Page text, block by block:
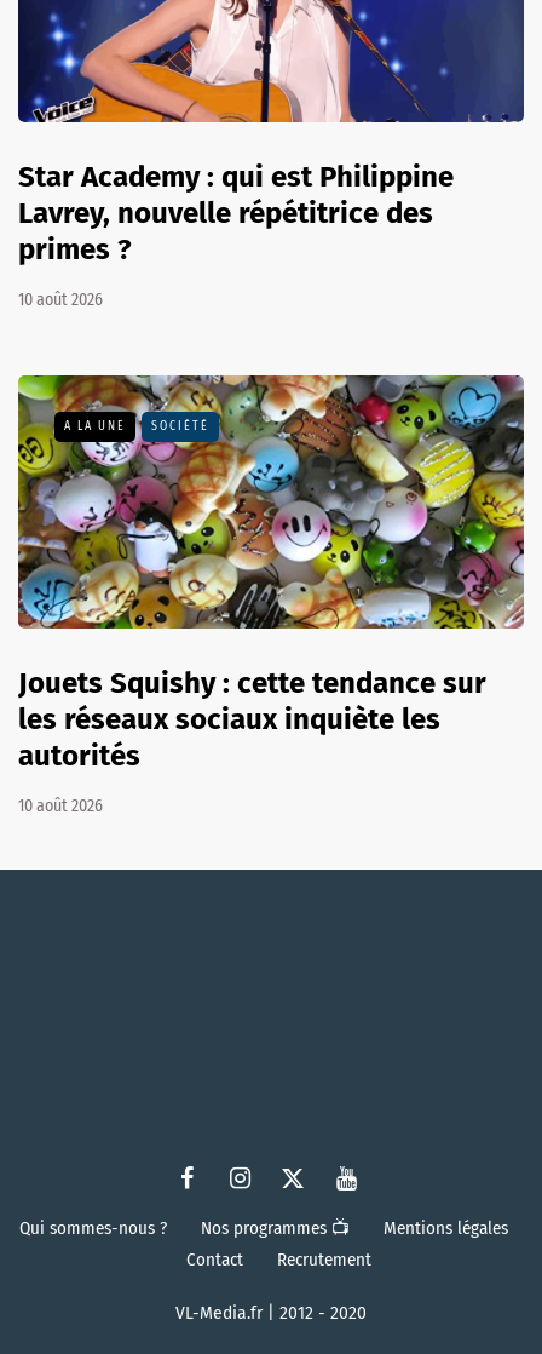
Star Academy : qui est Philippine
Lavrey, nouvelle répétitrice des
primes ?
10 août 2026
A LA UNE SOCIÉTÉ
Jouets Squishy : cette tendance sur
les réseaux sociaux inquiète les
autorités
10 août 2026
Qui sommes-nous ? Nos programmes 📺
Mentions légales
Contact
Recrutement
VL-Media.fr | 2012 - 2020